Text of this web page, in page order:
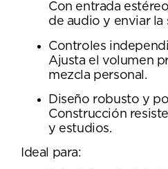
Con entrada
de audio y enviar la
Controles
Ajusta el volumen
mezcla personal.
Diseño robusto y
Construcción
y estudios.
Ideal para: